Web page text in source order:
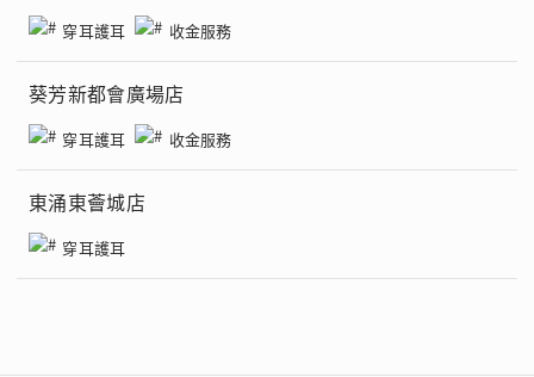
穿耳護耳 收金服務
葵芳新都會廣場店
穿耳護耳 收金服務
東涌東薈城店
穿耳護耳